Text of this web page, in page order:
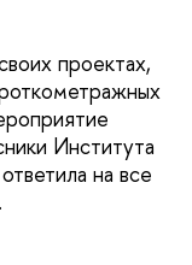
проектах,
Института
на все